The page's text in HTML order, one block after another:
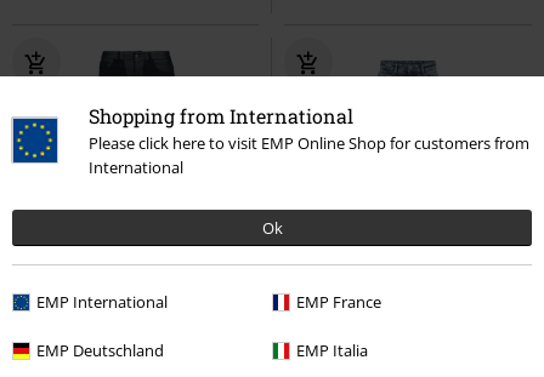
Shopping from International
Please click here to visit EMP Online Shop for customers from
International
Ok
EMP International EMP France
EMP Deutschland EMP Italia
Adviesprijs€ 79,99
Skarlett
Gothicana by EMP
NMYOLANDA NW WIDE JEANS